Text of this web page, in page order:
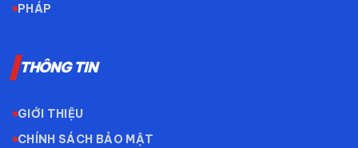
PHÁP
THÔNG TIN
GIỚI THIỆU
CHÍNH SÁCH BẢO MẬT